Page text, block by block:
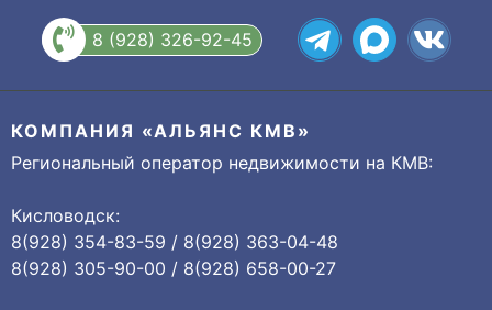
8 (928) 326-92-45
КОМПАНИЯ «АЛЬЯНС КМВ»
Региональный оператор недвижимости на КМВ:
Кисловодск:
8(928) 354-83-59 / 8(928) 363-04-48
8(928) 305-90-00 / 8(928) 658-00-27